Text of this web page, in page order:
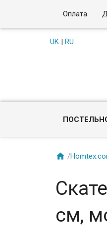
Оплата
UK| RU
 /
см,